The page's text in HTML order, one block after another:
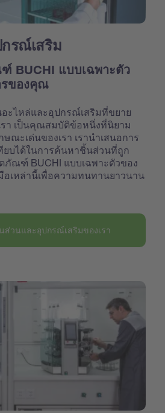
รณ์เสริม
BUCHI แบบเฉพาะตัว
รของคุณ
ะไหล่และอุปกรณ์เสริมที่ขยาย
า เป็นคุณสมบัติข้อหนึ่งที่นิยาม
ะเด่นของเรา เรานำเสนอการ
ยบได้ในการค้นหาชิ้นส่วนที่ถูก
ภัณฑ์ BUCHI แบบเฉพาะตัวของ
เหล่านี้เพื่อความทนทานยาวนาน
วนและอุปกรณ์เสริมของเรา